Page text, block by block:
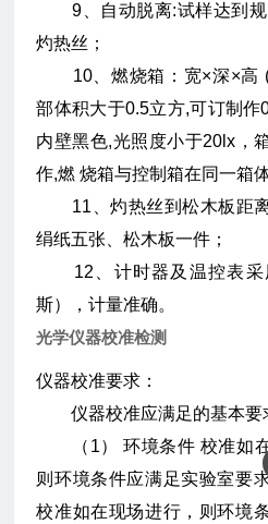
9、自动脱离:试样达到规
灼热丝；
10、燃烧箱：宽×深×高
部体积大于0.5立方,可订制
内壁黑色,光照度小于20lx，
作,燃 烧箱与控制箱在同一箱体
11、灼热丝到松木板距离
绢纸五张、松木板一件；
12、计时器及温控表采
斯），计量准确。
光学仪器校准检测
仪器校准要求：
仪器校准应满足的基本要
（1） 环境条件 校准如在
则环境条件应满足实验室要
校准如在现场进行，则环境